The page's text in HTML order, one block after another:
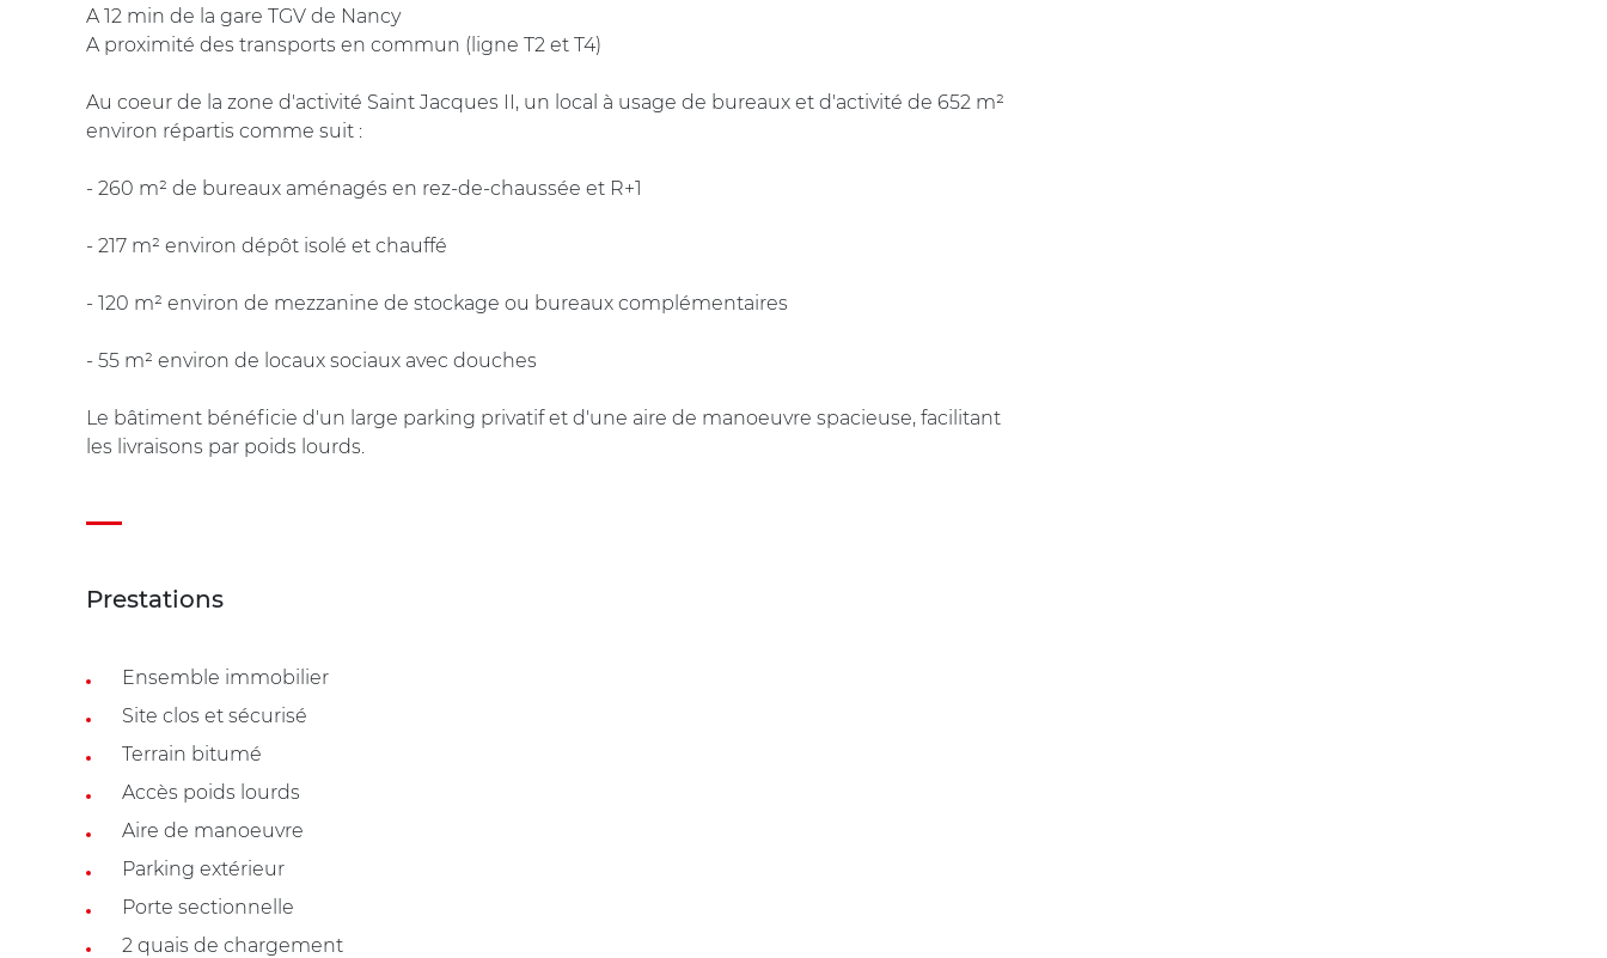
A 12 min de la gare TGV de Nancy
A proximité des transports en commun (ligne T2 et T4)
Au coeur de la zone d'activité Saint Jacques II, un local à usage de bureaux et d'activité de 652 m²
environ répartis comme suit :
- 260 m² de bureaux aménagés en rez-de-chaussée et R+1
- 217 m² environ dépôt isolé et chauffé
- 120 m² environ de mezzanine de stockage ou bureaux complémentaires
- 55 m² environ de locaux sociaux avec douches
Le bâtiment bénéficie d'un large parking privatif et d'une aire de manoeuvre spacieuse, facilitant
les livraisons par poids lourds.
Prestations
Ensemble immobilier
Site clos et sécurisé
Terrain bitumé
Accès poids lourds
Aire de manoeuvre
Parking extérieur
Porte sectionnelle
2 quais de chargement